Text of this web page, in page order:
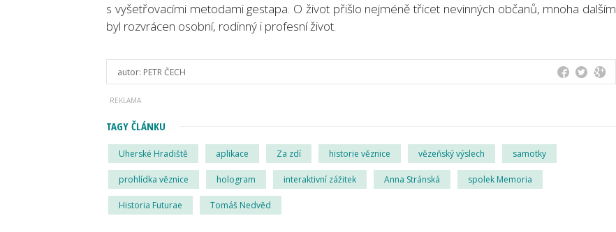
s vyšetřovacími metodami gestapa. O život přišlo nejméně třicet nevinných občanů, mnoha dalším
byl rozvrácen osobní, rodinný i profesní život.
autor: PETR ČECH
TAGY ČLÁNKU
Uherské Hradiště aplikace Za zdí historie věznice vězeňský výslech samotky
prohlídka věznice hologram interaktivní zážitek Anna Stránská spolek Memoria
Historia Futurae Tomáš Nedvěd